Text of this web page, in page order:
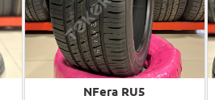
NFera RU5